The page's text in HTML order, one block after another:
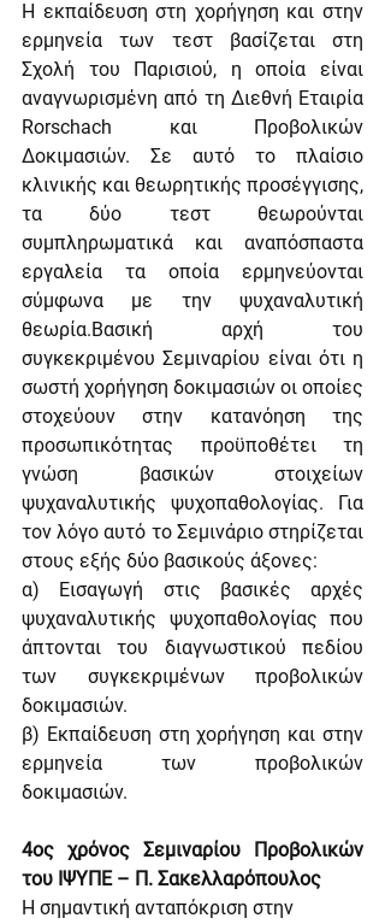
Η εκπαίδευση στη χορήγηση και στην
Σχολή του Παρισιού, η οποία είναι
αναγνωρισμένη από τη Διεθνή Εταιρία
Rorschach και Προβολικών
Δοκιμασιών. Σε αυτό το πλαίσιο
κλινικής και θεωρητικής προσέγγισης,
τα δύο τεστ θεωρούνται
συμπληρωματικά και αναπόσπαστα
εργαλεία τα οποία ερμηνεύονται
σύμφωνα με την ψυχαναλυτική
θεωρία.Βασική αρχή του
συγκεκριμένου Σεμιναρίου είναι ότι η
σωστή χορήγηση δοκιμασιών οι οποίες
στοχεύουν στην κατανόηση της
προσωπικότητας προϋποθέτει τη
γνώση βασικών στοιχείων
ψυχαναλυτικής ψυχοπαθολογίας. Για
τον λόγο αυτό το Σεμινάριο στηρίζεται
στους εξής δύο βασικούς άξονες:
α) Εισαγωγή στις βασικές αρχές
ψυχαναλυτικής ψυχοπαθολογίας που
άπτονται του διαγνωστικού πεδίου
των συγκεκριμένων προβολικών
δοκιμασιών.
β) Εκπαίδευση στη χορήγηση και στην
ερμηνεία των προβολικών
δοκιμασιών.
4ος χρόνος Σεμιναρίου Προβολικών
του ΙΨΥΠΕ – Π. Σακελλαρόπουλος
Η σημαντική ανταπόκριση στην